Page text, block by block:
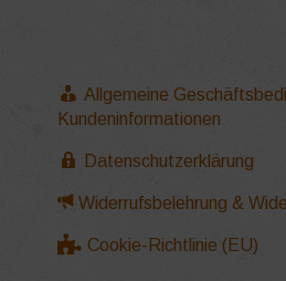
Allgemeine
Kundeninformationen
Datenschutzerklärung
Widerrufsbelehrung &
Cookie-Richtlinie (EU)